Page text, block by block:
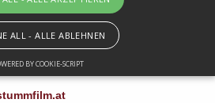
- HOME
ALL - ALLE ABLEHNEN
BY COOKIE-SCRIPT